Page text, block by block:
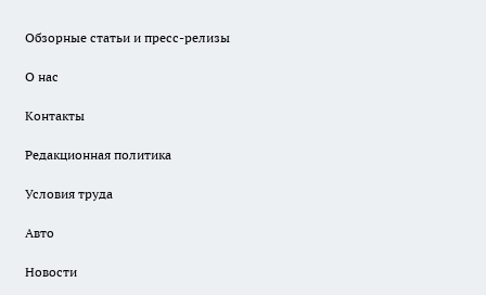
Обзорные статьи и пресс-релизы
О нас
Контакты
Редакционная политика
Условия труда
Авто
Новости